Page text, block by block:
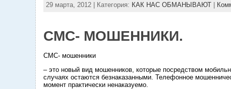
29 марта, 2012 | Категория: КАК НАС ОБМАНЫВАЮТ|
СМС- МОШЕННИКИ.
СМС- мошенники
– это новый вид мошенников, которые посредством
случаях остаются безнаказанными. Телефонное
момент практически ненаказуемо.